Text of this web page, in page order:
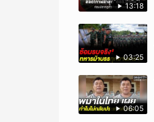
13:18
03:25
06:05